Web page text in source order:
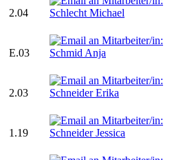
2.04
E.03
2.03
1.19